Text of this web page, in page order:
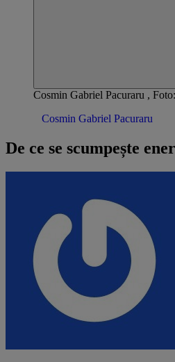
Cosmin Gabriel Pacuraru ,
Cosmin Gabriel Pacuraru
De ce se scumpește